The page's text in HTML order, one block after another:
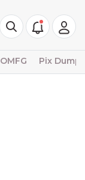
OMFG Pix Dump